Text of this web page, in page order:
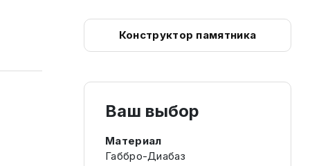
Конструктор памятника
Ваш выбор
Материал
Габбро-Диабаз